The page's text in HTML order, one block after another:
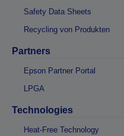
Safety Data Sheets
Recycling von Produkten
Partners
Epson Partner Portal
LPGA
Technologies
Heat-Free Technology